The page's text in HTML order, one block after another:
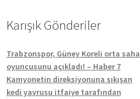
Karışık Gönderiler
Trabzonspor, Güney Koreli orta saha
oyuncusunu açıkladı! – Haber 7
Kamyonetin direksiyonuna sıkışan
kedi yavrusu itfaiye tarafından